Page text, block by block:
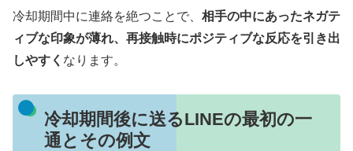
冷却期間中に連絡を絶つことで、 相手の中にあったネガテ
ィブな印象が薄れ、再接触時にポジティブな反応を引き出
しやすく なります。
冷却期間後に送るLINEの最初の一
通とその例文